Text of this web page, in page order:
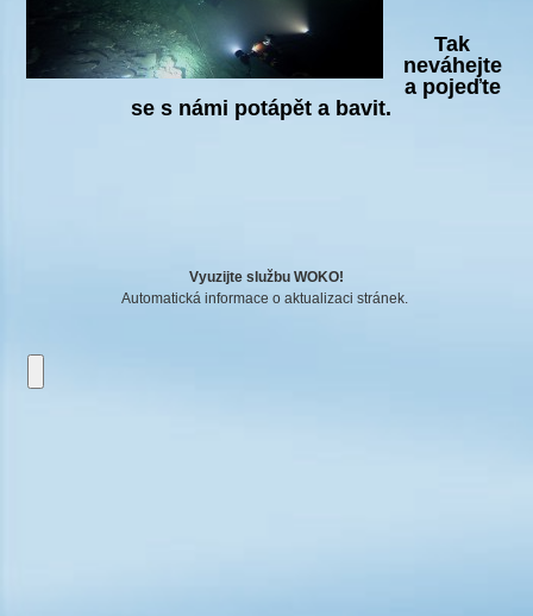
Tak
neváhejte
a pojeďte
se s námi potápět a bavit.
Vyuzijte službu WOKO!
Automatická informace o aktualizaci stránek.